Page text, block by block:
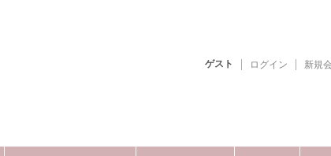
ゲスト ログイン 新規